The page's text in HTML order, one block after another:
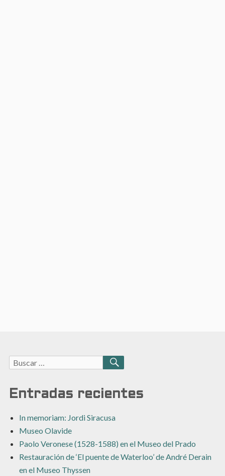
Buscar:
BUSCAR
Entradas recientes
In memoriam: Jordi Siracusa
Museo Olavide
Paolo Veronese (1528-1588) en el Museo del Prado
Restauración de ‘El puente de Waterloo’ de André Derain
en el Museo Thyssen